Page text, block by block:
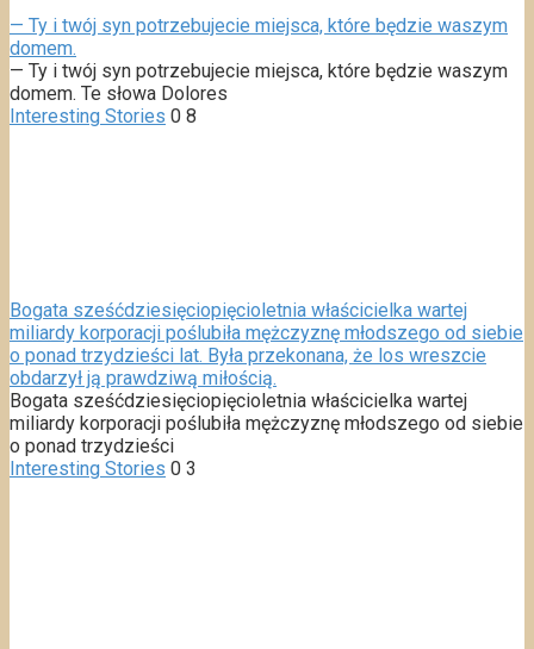
— Ty i twój syn potrzebujecie miejsca, które będzie waszym
domem.
— Ty i twój syn potrzebujecie miejsca, które będzie waszym
domem. Te słowa Dolores
Interesting Stories 0 8
Bogata sześćdziesięciopięcioletnia właścicielka wartej
miliardy korporacji poślubiła mężczyznę młodszego od siebie
o ponad trzydzieści lat. Była przekonana, że los wreszcie
obdarzył ją prawdziwą miłością.
Bogata sześćdziesięciopięcioletnia właścicielka wartej
miliardy korporacji poślubiła mężczyznę młodszego od siebie
o ponad trzydzieści
Interesting Stories 0 3